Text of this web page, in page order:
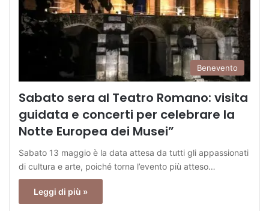
Benevento
Sabato sera al Teatro Romano: visita
guidata e concerti per celebrare la
Notte Europea dei Musei”
Sabato 13 maggio è la data attesa da tutti gli appassionati
di cultura e arte, poiché torna l’evento più atteso…
Leggi di più »